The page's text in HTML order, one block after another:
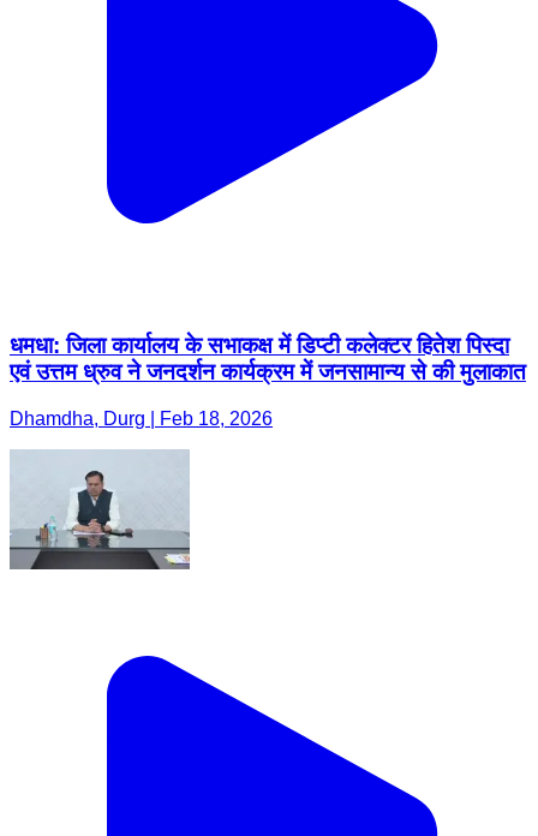
धमधा: जिला कार्यालय के सभाकक्ष में डिप्टी कलेक्टर हितेश पिस्दा
एवं उत्तम ध्रुव ने जनदर्शन कार्यक्रम में जनसामान्य से की मुलाकात
Dhamdha, Durg | Feb 18, 2026